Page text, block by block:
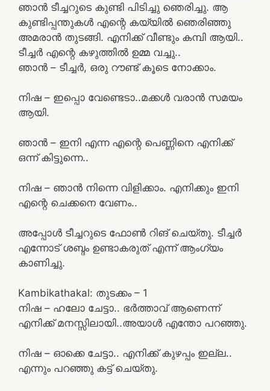
ഞാൻ ടീച്ചറുടെ കുണ്ടി പിടിച്ചു ഞെരിച്ചു. ആ
കുണ്ടിപ്പന്തുകൾ എന്റെ കയ്യിൽ ഞെരിഞ്ഞു
അമരാൻ തുടങ്ങി. എനിക്ക് വീണ്ടും കമ്പി ആയി..
ടീച്ചർ എന്റെ കഴുത്തിൽ ഉമ്മ വച്ചു..
ഞാൻ – ടീച്ചർ, ഒരു റൗണ്ട് കൂടെ നോക്കാം.
നിഷ – ഇപ്പൊ വേണ്ടെടാ..മക്കൾ വരാൻ സമയം
ആയി.
ഞാൻ – ഇനി എന്ന എന്റെ പെണ്ണിനെ എനിക്ക്
ഒന്ന് കിട്ടുന്നെ..
നിഷ – ഞാൻ നിന്നെ വിളിക്കാം. എനിക്കും ഇനി
എന്റെ ചെക്കനെ വേണം..
അപ്പോൾ ടീച്ചറുടെ ഫോൺ റിങ് ചെയ്തു. ടീച്ചർ
എന്നോട് ശബ്ദം ഉണ്ടാകരുത് എന്ന് ആംഗ്യം
കാണിച്ചു.
Kambikathakal: തുടക്കം – 1
നിഷ – ഹലോ ചേട്ടാ.. ഭർത്താവ് ആണെന്ന്
എനിക്ക് മനസ്സിലായി..അയാൾ എന്തോ പറഞ്ഞു.
നിഷ – ഓക്കെ ചേട്ടാ.. എനിക്ക് കുഴപ്പം ഇല്ല..
എന്നും പറഞ്ഞു കട്ട്‌ ചെയ്തു.